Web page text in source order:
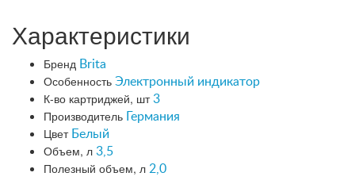
Характеристики
Бренд Brita
Особенность Электронный индикатор
К-во картриджей, шт 3
Производитель Германия
Цвет Белый
Объем, л 3,5
Полезный объем, л 2,0